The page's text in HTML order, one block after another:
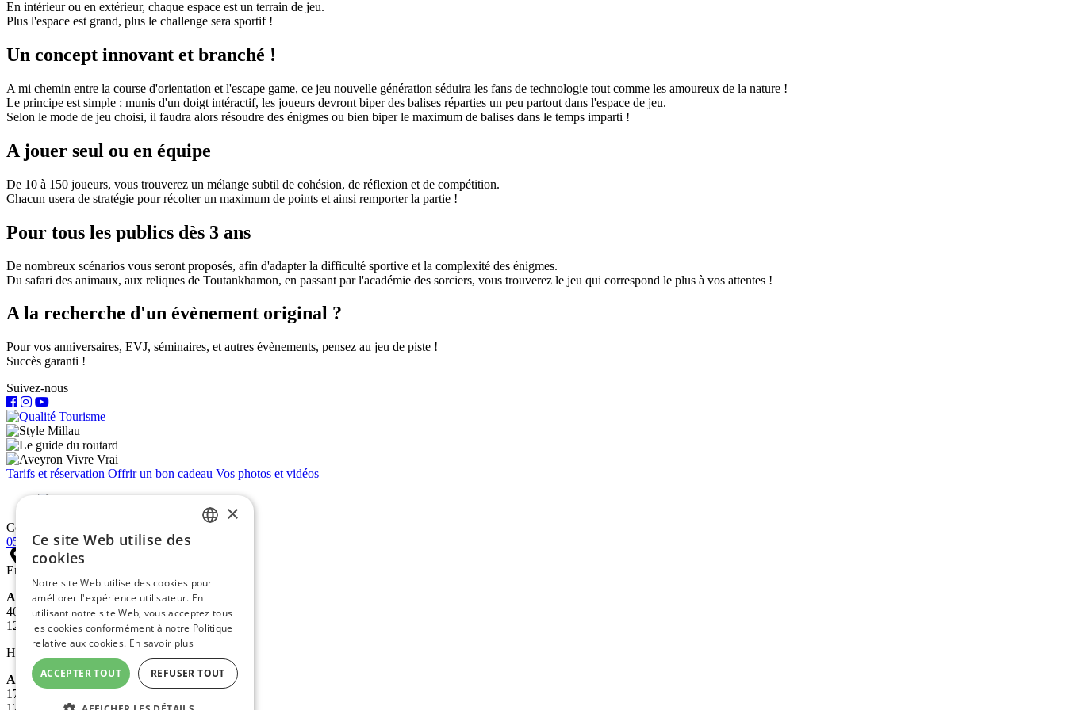
En intérieur ou en extérieur, chaque espace est un terrain de jeu.
Plus l'espace est grand, plus le challenge sera sportif !
Un concept innovant et branché !
A mi chemin entre la course d'orientation et l'escape game, ce jeu nouvelle génération séduira les fans de technologie tout comme les amoureux de la nature !
Le principe est simple : munis d'un doigt intéractif, les joueurs devront biper des balises réparties un peu partout dans l'espace de jeu.
Selon le mode de jeu choisi, il faudra alors résoudre des énigmes ou bien biper le maximum de balises dans le temps imparti !
A jouer seul ou en équipe
De 10 à 150 joueurs, vous trouverez un mélange subtil de cohésion, de réflexion et de compétition.
Chacun usera de stratégie pour récolter un maximum de points et ainsi remporter la partie !
Pour tous les publics dès 3 ans
De nombreux scénarios vous seront proposés, afin d'adapter la difficulté sportive et la complexité des énigmes.
Du safari des animaux, aux reliques de Toutankhamon, en passant par l'académie des sorciers, vous trouverez le jeu qui correspond le plus à vos attentes !
A la recherche d'un évènement original ?
Pour vos anniversaires, EVJ, séminaires, et autres évènements, pensez au jeu de piste !
Succès garanti !
Suivez-nous
Tarifs et réservation Offrir un bon cadeau Vos photos et vidéos
Contact
05 65 60 72 03
En saison
Antipodes
403, avenue de Millau Plage
12100 MILLAU
Hors saison
Antipodes bureaux
173 bis, avenue de Calès
×
Ce site Web utilise des
cookies
Notre site Web utilise des cookies pour
améliorer l'expérience utilisateur. En
utilisant notre site Web, vous acceptez tous
les cookies conformément à notre Politique
relative aux cookies. En savoir plus
ACCEPTER TOUT REFUSER TOUT